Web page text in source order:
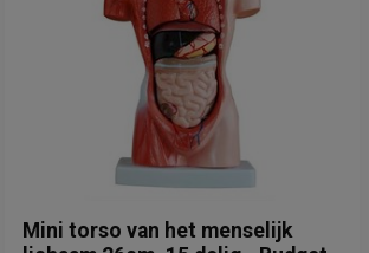
Mini torso van het menselijk